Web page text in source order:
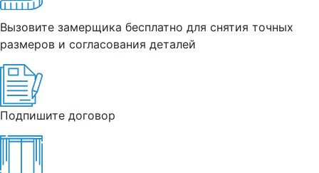
Вызовите замерщика бесплатно для снятия точных
размеров и согласования деталей
Подпишите договор